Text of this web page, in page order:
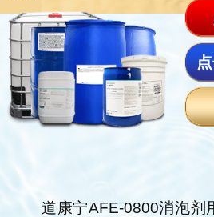
道康宁AFE-0800消泡剂